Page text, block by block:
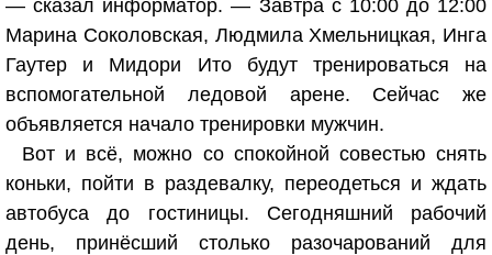
— сказал информатор. — Завтра с 10:00 до 12:00
Марина Соколовская, Людмила Хмельницкая, Инга
Гаутер и Мидори Ито будут тренироваться на
вспомогательной ледовой арене. Сейчас же
объявляется начало тренировки мужчин.
Вот и всё, можно со спокойной совестью снять
коньки, пойти в раздевалку, переодеться и ждать
автобуса до гостиницы. Сегодняшний рабочий
день, принёсший столько разочарований для